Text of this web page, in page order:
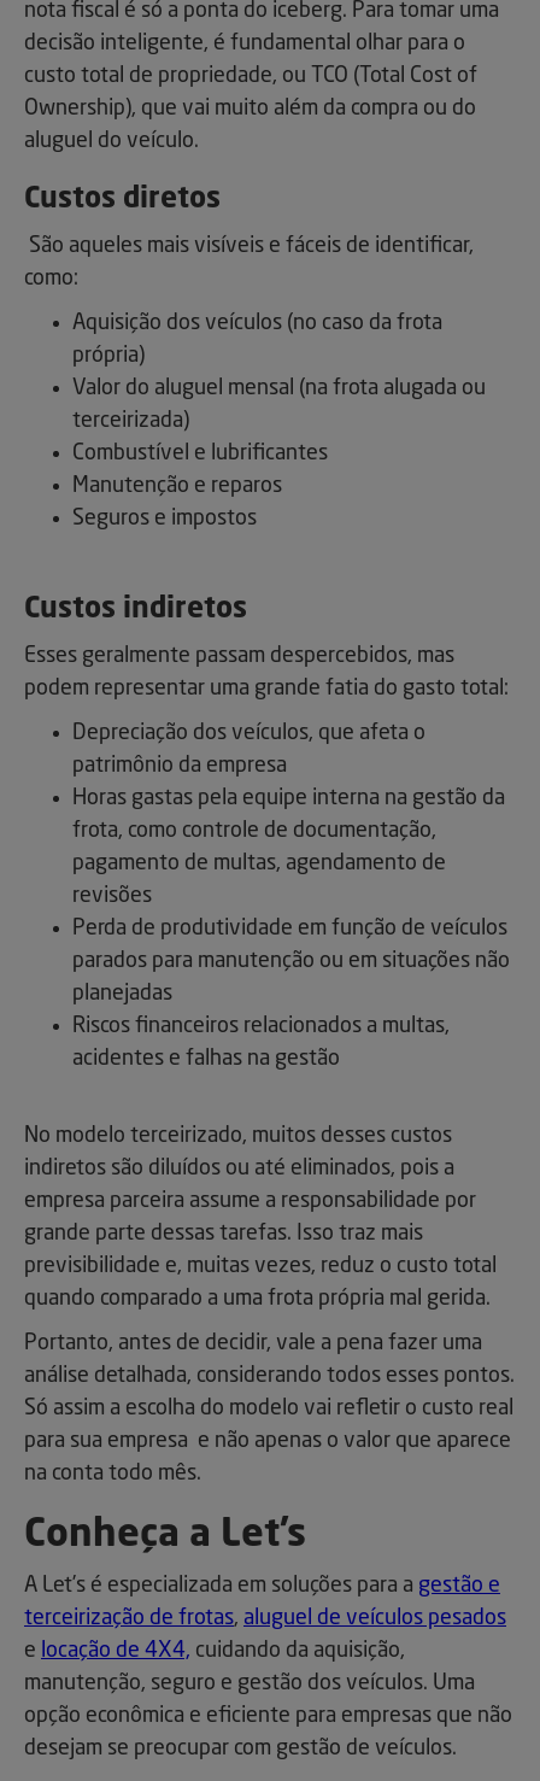
nota fiscal é só a ponta do iceberg. Para tomar uma
decisão inteligente, é fundamental olhar para o
custo total de propriedade, ou TCO (Total Cost of
Ownership), que vai muito além da compra ou do
aluguel do veículo.
Custos diretos
São aqueles mais visíveis e fáceis de identificar,
como:
Aquisição dos veículos (no caso da frota
própria)
Valor do aluguel mensal (na frota alugada ou
terceirizada)
Combustível e lubrificantes
Manutenção e reparos
Seguros e impostos
Custos indiretos
Esses geralmente passam despercebidos, mas
podem representar uma grande fatia do gasto total:
Depreciação dos veículos, que afeta o
patrimônio da empresa
Horas gastas pela equipe interna na gestão da
frota, como controle de documentação,
pagamento de multas, agendamento de
revisões
Perda de produtividade em função de veículos
parados para manutenção ou em situações não
planejadas
Riscos financeiros relacionados a multas,
acidentes e falhas na gestão
No modelo terceirizado, muitos desses custos
indiretos são diluídos ou até eliminados, pois a
empresa parceira assume a responsabilidade por
grande parte dessas tarefas. Isso traz mais
previsibilidade e, muitas vezes, reduz o custo total
quando comparado a uma frota própria mal gerida.
Portanto, antes de decidir, vale a pena fazer uma
análise detalhada, considerando todos esses pontos.
Só assim a escolha do modelo vai refletir o custo real
para sua empresa e não apenas o valor que aparece
na conta todo mês.
Conheça a Let’s
A Let’s é especializada em soluções para a gestão e
terceirização de frotas, aluguel de veículos pesados
e locação de 4X4, cuidando da aquisição,
manutenção, seguro e gestão dos veículos. Uma
opção econômica e eficiente para empresas que não
desejam se preocupar com gestão de veículos.